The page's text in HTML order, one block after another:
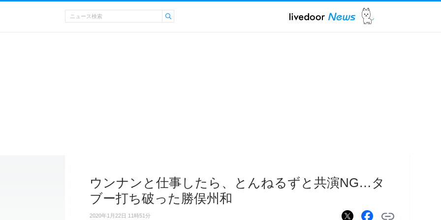
ウンナンと仕事したら、とんねるずと共演NG…タ
ブー打ち破った勝俣州和
2020年1月22日 11時51分